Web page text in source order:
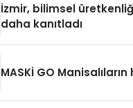
İzmir, bilimsel
daha kanıtladı
MASKİ GO